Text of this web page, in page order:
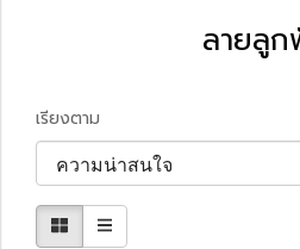
ลายลู
เรียงตาม